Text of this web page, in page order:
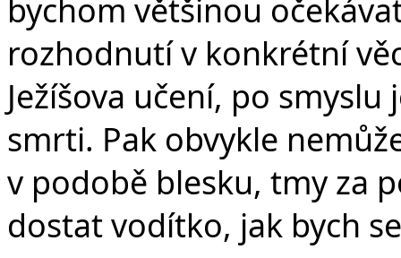
bychom většinou
rozhodnutí v konkrétní
Ježíšova učení, po
smrti. Pak obvykle
v podobě blesku, tmy za
dostat vodítko, jak bych